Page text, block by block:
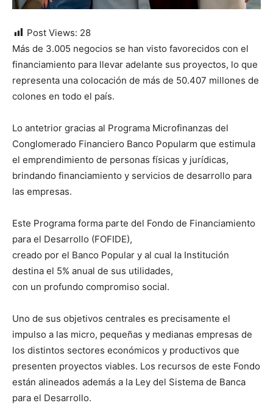
Post Views: 28
Más de 3.005 negocios se han visto favorecidos con el
financiamiento para llevar adelante sus proyectos, lo que
representa una colocación de más de 50.407 millones de
colones en todo el país.
Lo antetrior gracias al Programa Microfinanzas del
Conglomerado Financiero Banco Popularm que estimula
el emprendimiento de personas físicas y jurídicas,
brindando financiamiento y servicios de desarrollo para
las empresas.
Este Programa forma parte del Fondo de Financiamiento
para el Desarrollo (FOFIDE),
creado por el Banco Popular y al cual la Institución
destina el 5% anual de sus utilidades,
con un profundo compromiso social.
Uno de sus objetivos centrales es precisamente el
impulso a las micro, pequeñas y medianas empresas de
los distintos sectores económicos y productivos que
presenten proyectos viables. Los recursos de este Fondo
están alineados además a la Ley del Sistema de Banca
para el Desarrollo.